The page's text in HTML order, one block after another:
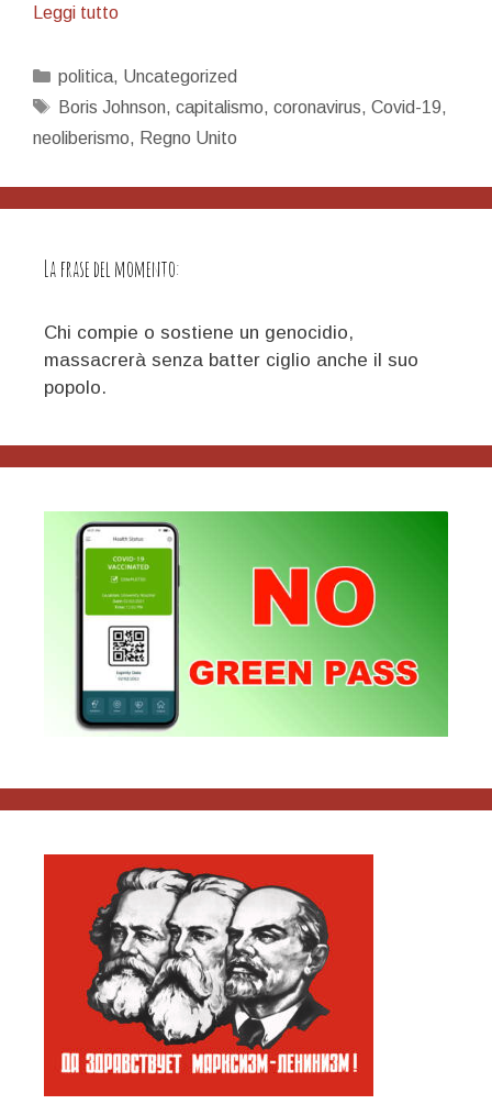
Leggi tuttoL’ora
Categorie
politica, Uncategorized
Tag
Boris Johnson, capitalismo, coronavirus, Covid-19,
neoliberismo, Regno Unito
La frase del momento:
Chi compie o sostiene un genocidio,
massacrerà senza batter ciglio anche il suo
popolo.